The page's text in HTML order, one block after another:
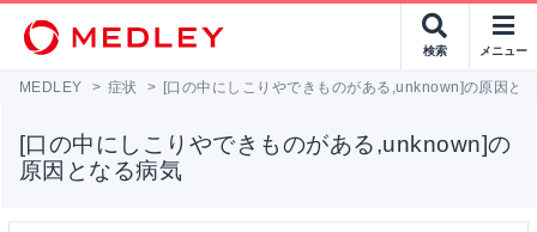
検索 メニュー
MEDLEY > 症状 > [口の中にしこりやできものがある,unknown]の原因と
[口の中にしこりやできものがある,unknown]の
原因となる病気